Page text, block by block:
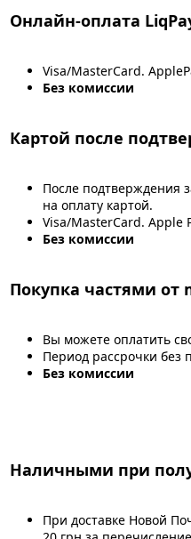
Онлайн-оплата
Visa/MasterCard.
Без комиссии
Картой после
После подтверждения
на оплату картой.
Visa/MasterCard. Apple
Без комиссии
Покупка частями от
Вы можете оплатить
Период рассрочки без
Без комиссии
Наличными при
При доставке Новой